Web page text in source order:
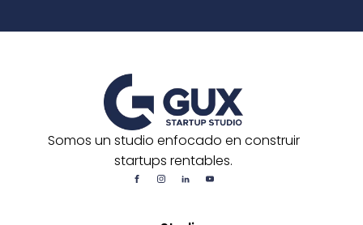
Somos un studio enfocado en construir
startups rentables.